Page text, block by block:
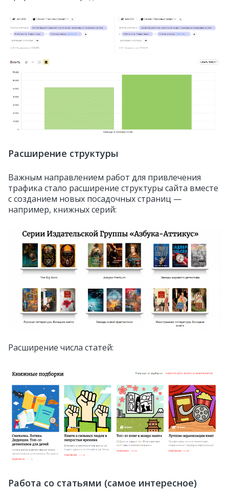
Расширение структуры
Важным направлением работ для привлечения
трафика стало расширение структуры сайта вместе
с созданием новых посадочных страниц —
например, книжных серий:
Расширение числа статей:
Работа со статьями (самое интересное)